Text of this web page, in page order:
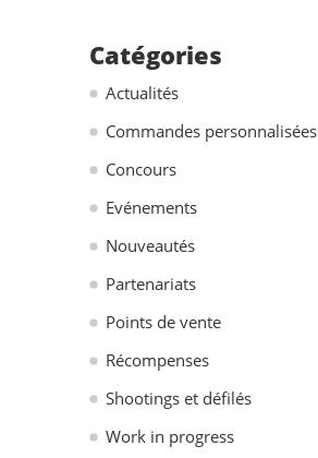
Catégories
Actualités
Commandes personnalisées
Concours
Evénements
Nouveautés
Partenariats
Points de vente
Récompenses
Shootings et défilés
Work in progress